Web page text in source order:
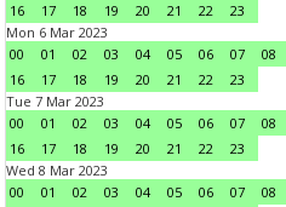
16
17 18 19 20 21 22
23
Mon 6 Mar 2023
00
01 02 03 04 05 06 07 08
16
17 18 19 20 21 22
23
Tue 7 Mar 2023
00
01 02 03 04 05 06 07 08
16
17 18 19 20 21 22
23
Wed 8 Mar 2023
00
01 02 03 04 05 06 07 08